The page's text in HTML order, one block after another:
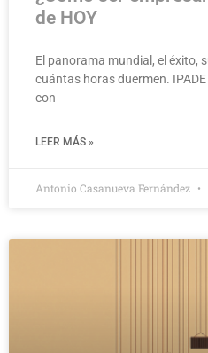
de HOY
El panorama mundial, el éxito,
cuántas horas duermen.
con
LEER MÁS »
Antonio Casanueva Fernández